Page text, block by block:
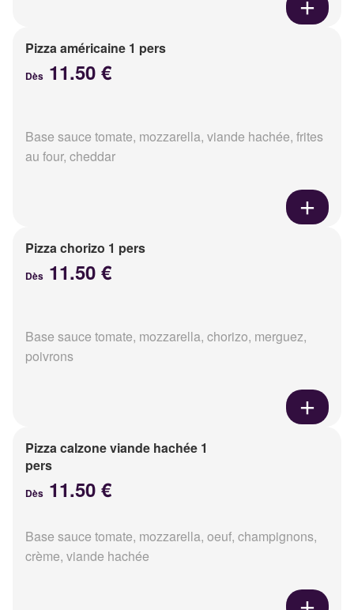
Pizza américaine 1 pers
Dès 11.50 €
Base sauce tomate, mozzarella, viande hachée, frites
au four, cheddar
Pizza chorizo 1 pers
Dès 11.50 €
Base sauce tomate, mozzarella, chorizo, merguez,
poivrons
Pizza calzone viande hachée 1
pers
Dès 11.50 €
Base sauce tomate, mozzarella, oeuf, champignons,
crème, viande hachée